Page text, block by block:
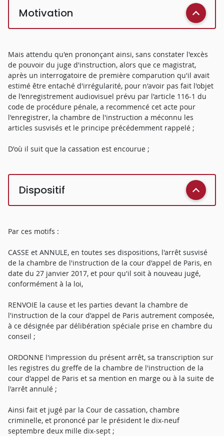
Motivation
Mais attendu qu'en prononçant ainsi, sans constater l'excès
de pouvoir du juge d'instruction, alors que ce magistrat,
après un interrogatoire de première comparution qu'il avait
estimé être entaché d'irrégularité, pour n'avoir pas fait l'objet
de l'enregistrement audiovisuel prévu par l'article 116-1 du
code de procédure pénale, a recommencé cet acte pour
l'enregistrer, la chambre de l'instruction a méconnu les
articles susvisés et le principe précédemment rappelé ;
D'où il suit que la cassation est encourue ;
Dispositif
Par ces motifs :
CASSE et ANNULE, en toutes ses dispositions, l'arrêt susvisé
de la chambre de l'instruction de la cour d'appel de Paris, en
date du 27 janvier 2017, et pour qu'il soit à nouveau jugé,
conformément à la loi,
RENVOIE la cause et les parties devant la chambre de
l'instruction de la cour d'appel de Paris autrement composée,
à ce désignée par délibération spéciale prise en chambre du
conseil ;
ORDONNE l'impression du présent arrêt, sa transcription sur
les registres du greffe de la chambre de l'instruction de la
cour d'appel de Paris et sa mention en marge ou à la suite de
l'arrêt annulé ;
Ainsi fait et jugé par la Cour de cassation, chambre
criminelle, et prononcé par le président le dix-neuf
septembre deux mille dix-sept ;